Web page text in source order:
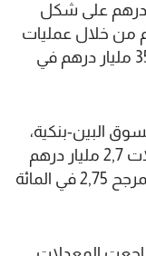
من بينها 64,8 مليار درهم على شكل
و49,3 مليار درهم من خلال عمليات
إعادة الشراء لمدة شهر و3 أشهر و35,6 مليار درهم في
البين-بنكية،
فقد بلغ متوسط الحجم اليومي للمبادلات 2,7 مليار درهم
خلال شهر وسعر الفائدة المتوسط المرجح 2,75 في المائة